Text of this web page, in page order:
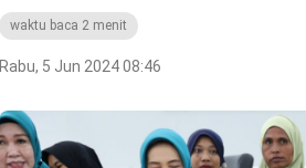
waktu baca 2 menit
Rabu, 5 Jun 2024 08:46